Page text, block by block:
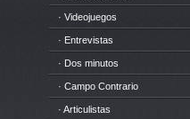
· Videojuegos
· Entrevistas
· Dos minutos
· Campo Contrario
· Articulistas